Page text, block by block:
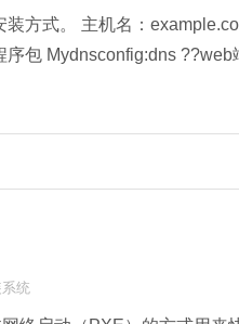
方式。 主机名：
包 Mydnsconfig:dns ??web
统